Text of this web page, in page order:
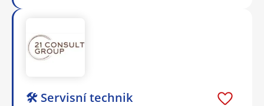
🛠️ Servisní technik